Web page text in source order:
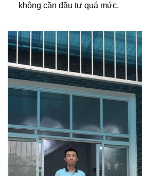
không cần đầu tư quá mức.